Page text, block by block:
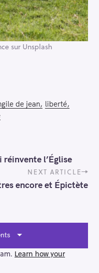
sur Unsplash
de jean
liberté
l’Église
NEXT ARTICLE
encore et Épictète
Learn how your